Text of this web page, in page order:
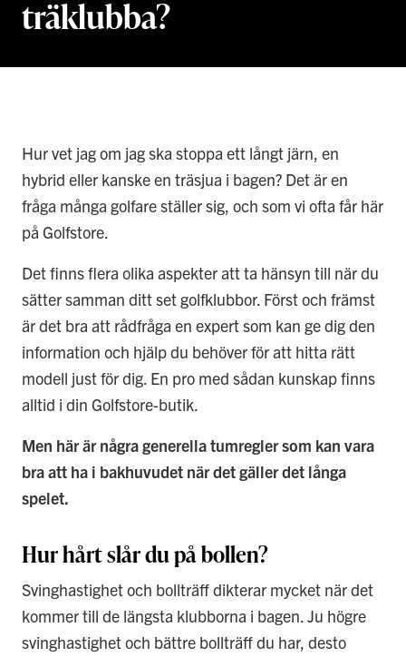
träklubba?
Hur vet jag om jag ska stoppa ett långt järn, en
hybrid eller kanske en träsjua i bagen? Det är en
fråga många golfare ställer sig, och som vi ofta får här
på Golfstore.
Det finns flera olika aspekter att ta hänsyn till när du
sätter samman ditt set golfklubbor. Först och främst
är det bra att rådfråga en expert som kan ge dig den
information och hjälp du behöver för att hitta rätt
modell just för dig. En pro med sådan kunskap finns
alltid i din Golfstore-butik.
Men här är några generella tumregler som kan vara
bra att ha i bakhuvudet när det gäller det långa
spelet.
Hur hårt slår du på bollen?
Svinghastighet och bollträff dikterar mycket när det
kommer till de längsta klubborna i bagen. Ju högre
svinghastighet och bättre bollträff du har, desto